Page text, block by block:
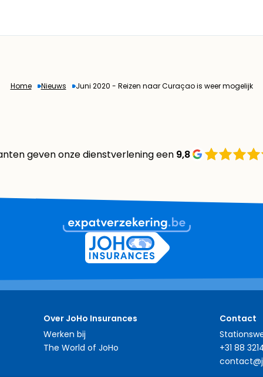
Home Nieuws Juni 2020 - Reizen naar Curaçao is weer mogelijk
geven onze dienstverlening een 9,8
Over JoHo Insurances
Werken bij
The World of JoHo
Contact
+31 88